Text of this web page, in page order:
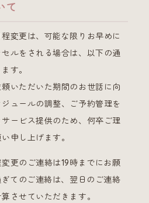
て
変更は、可能な限りお早めに
ルをされる場合は、以下の通
す。
いただいた期間のお世話に向
ュールの調整、ご予約管理を
ービス提供のため、何卒ご理
申し上げます。
更のご連絡は19時までにお願
てのご連絡は、翌日のご連絡
させていただきます。